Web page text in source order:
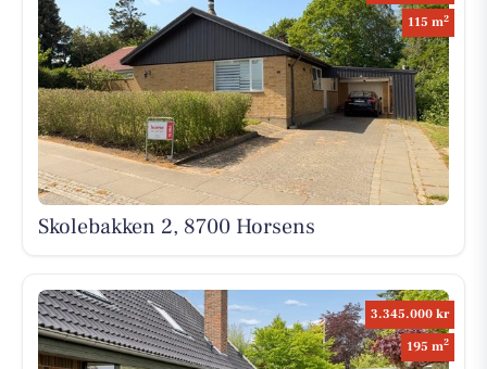
115 m2
Skolebakken 2, 8700 Horsens
3.345.000 kr
195 m2